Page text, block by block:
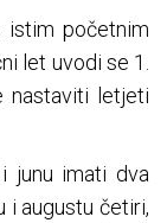
istim početnim
let uvodi se 1.
nastaviti letjeti
junu imati dva
i augustu četiri,